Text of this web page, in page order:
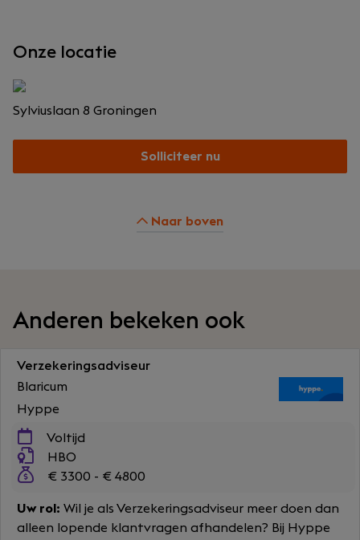
Onze locatie
Sylviuslaan 8 Groningen
Solliciteer nu
Naar boven
Anderen bekeken ook
Verzekeringsadviseur
Blaricum
Hyppe
Voltijd
HBO
€ 3300 - € 4800
Uw rol: Wil je als Verzekeringsadviseur meer doen dan
alleen lopende klantvragen afhandelen? Bij Hyppe